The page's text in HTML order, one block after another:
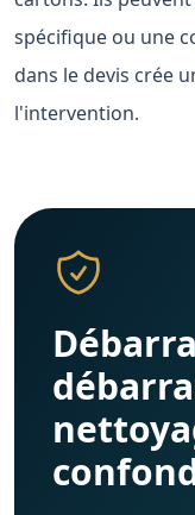
spécifique ou une
dans le devis crée
l'intervention.